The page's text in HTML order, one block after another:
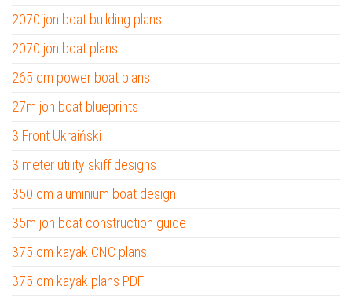
2070 jon boat building plans
2070 jon boat plans
265 cm power boat plans
27m jon boat blueprints
3 Front Ukraiński
3 meter utility skiff designs
350 cm aluminium boat design
35m jon boat construction guide
375 cm kayak CNC plans
375 cm kayak plans PDF